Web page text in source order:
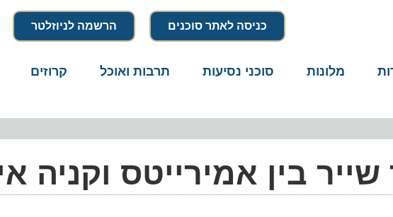
כניסה לאתר סוכנים הרשמה לניוזלטר
מלונות סוכני נסיעות תרבות ואוכל קרוזים
בין אמירייטס וקניה